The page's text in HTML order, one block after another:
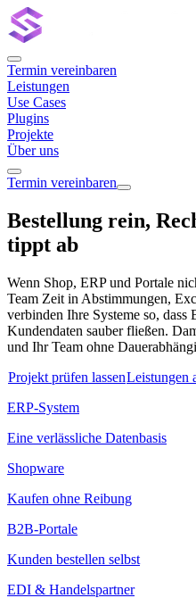
Termin vereinbaren
Leistungen
Use Cases
Plugins
Projekte
Über uns
Termin vereinbaren
Bestellung rein,
tippt ab
Wenn Shop, ERP und Portale
Team Zeit in Abstimmungen,
verbinden Ihre Systeme so, dass
Kundendaten sauber fließen.
und Ihr Team ohne
Projekt prüfen lassenLeistungen
ERP-System
Eine verlässliche Datenbasis
Shopware
Kaufen ohne Reibung
B2B-Portale
Kunden bestellen selbst
EDI & Handelspartner